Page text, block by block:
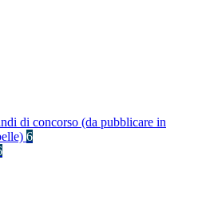
di concorso (da pubblicare in
6